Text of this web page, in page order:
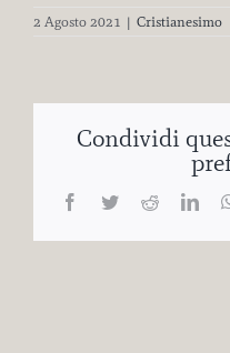
2 Agosto 2021 | Cristianesimo
Condividi
Facebook
TwitterReddit